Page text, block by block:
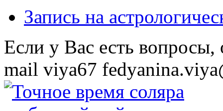
Запись на
Eсли у Вас есть
mail viya67